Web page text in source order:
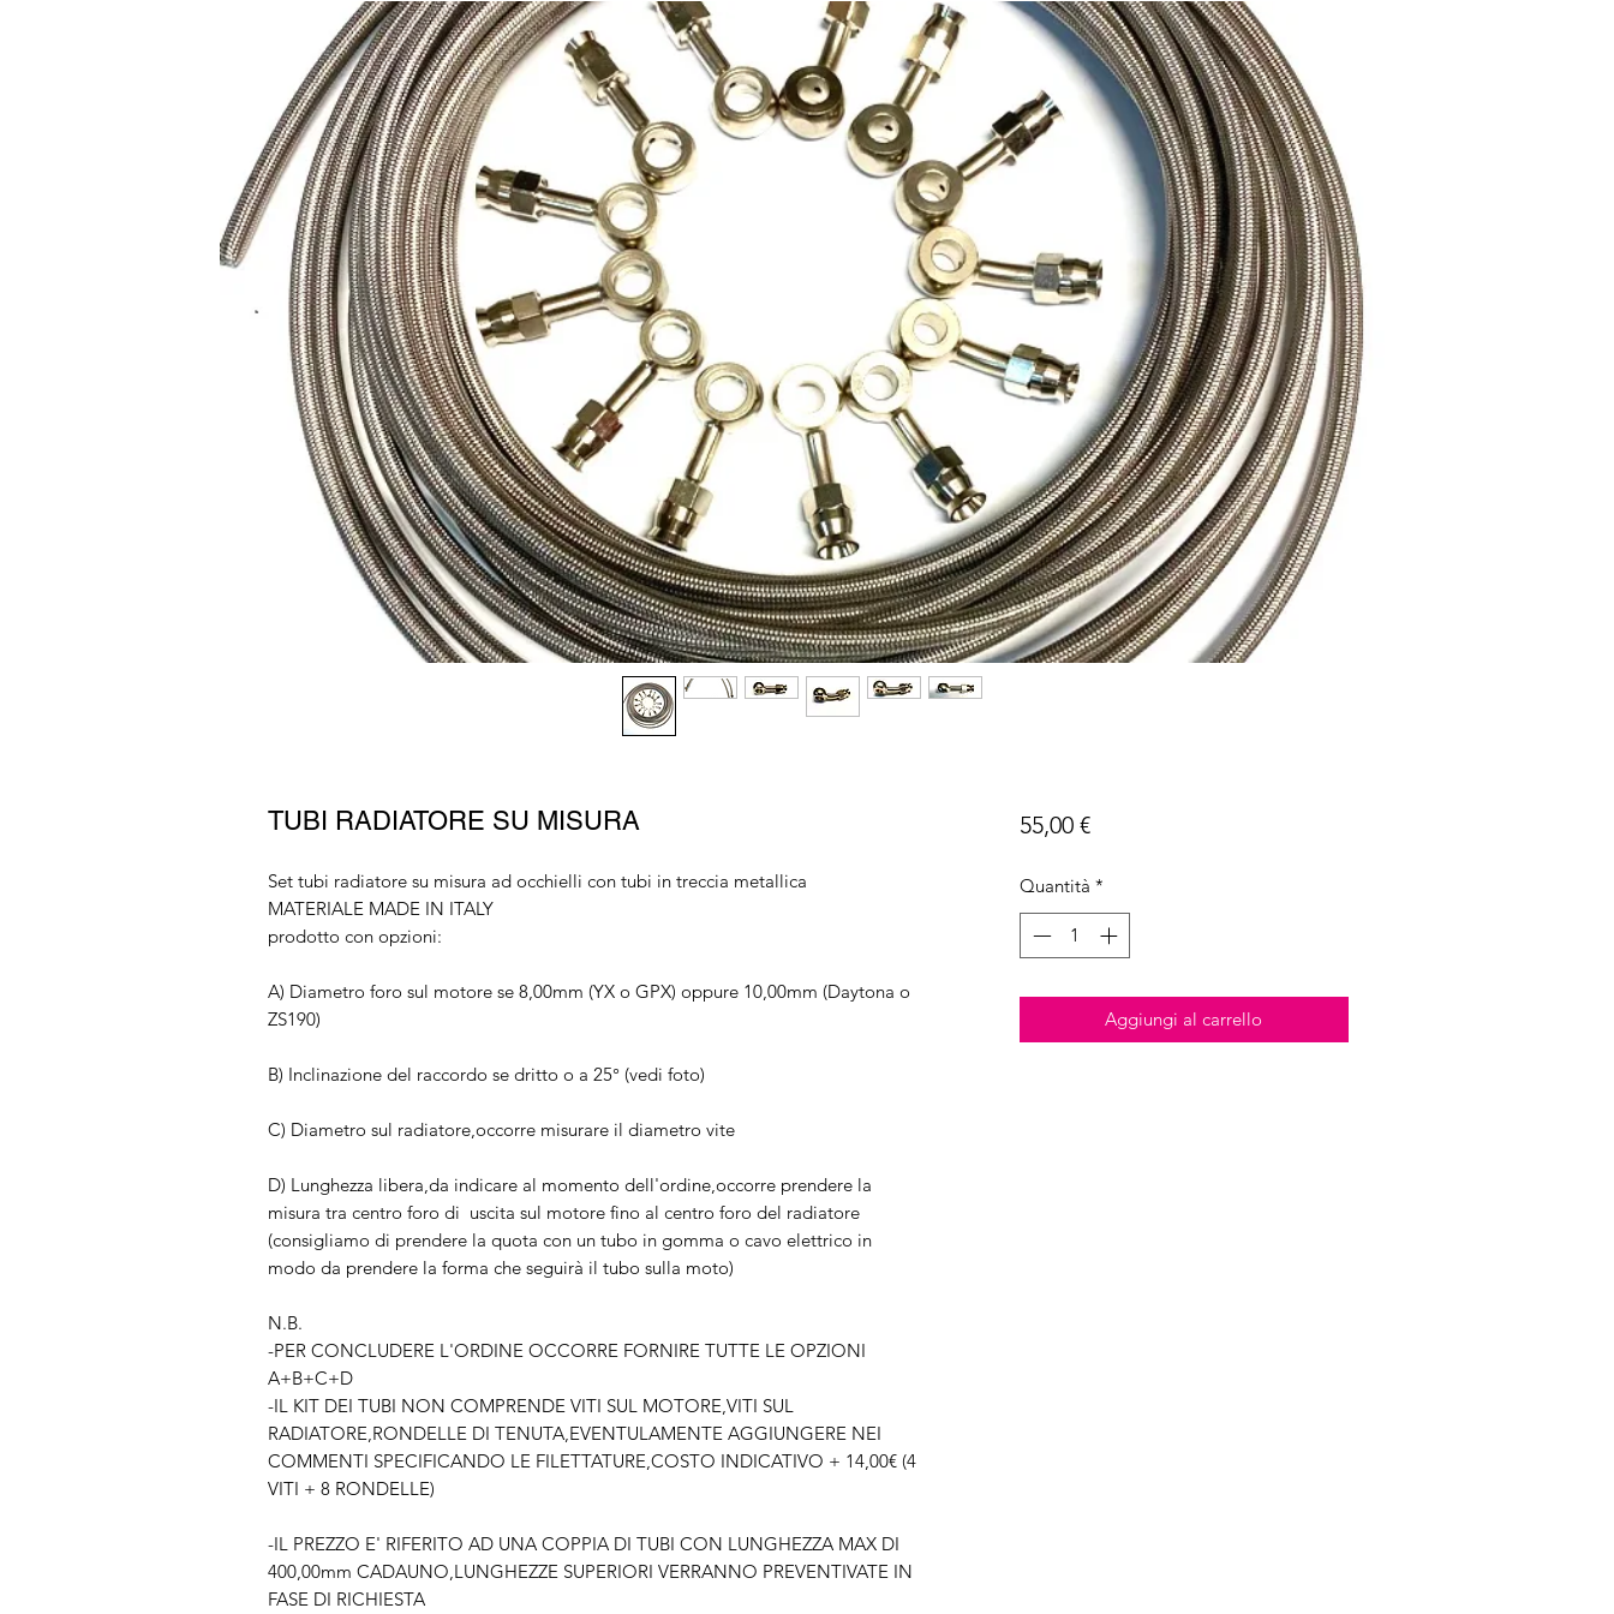
TUBI RADIATORE SU MISURA
Set tubi radiatore su misura ad occhielli con tubi in treccia metallica
MATERIALE MADE IN ITALY
prodotto con opzioni:
A) Diametro foro sul motore se 8,00mm (YX o GPX) oppure 10,00mm (Daytona o
ZS190)
B) Inclinazione del raccordo se dritto o a 25° (vedi foto)
C) Diametro sul radiatore,occorre misurare il diametro vite
D) Lunghezza libera,da indicare al momento dell'ordine,occorre prendere la
misura tra centro foro di uscita sul motore fino al centro foro del radiatore
(consigliamo di prendere la quota con un tubo in gomma o cavo elettrico in
modo da prendere la forma che seguirà il tubo sulla moto)
N.B.
-PER CONCLUDERE L'ORDINE OCCORRE FORNIRE TUTTE LE OPZIONI
A+B+C+D
-IL KIT DEI TUBI NON COMPRENDE VITI SUL MOTORE,VITI SUL
RADIATORE,RONDELLE DI TENUTA,EVENTULAMENTE AGGIUNGERE NEI
COMMENTI SPECIFICANDO LE FILETTATURE,COSTO INDICATIVO + 14,00€ (4
VITI + 8 RONDELLE)
-IL PREZZO E' RIFERITO AD UNA COPPIA DI TUBI CON LUNGHEZZA MAX DI
400,00mm CADAUNO,LUNGHEZZE SUPERIORI VERRANNO PREVENTIVATE IN
FASE DI RICHIESTA
55,00 €Prezzo
Quantità *
Aggiungi al carrello